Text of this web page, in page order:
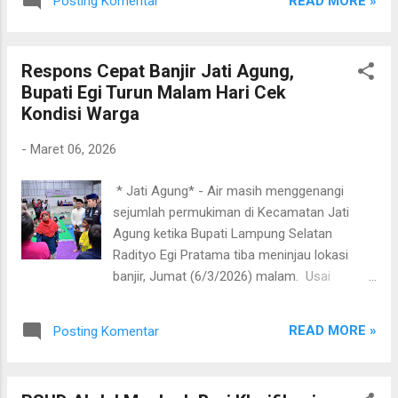
“naik kelas” menjadi sekolah yang lebih
mengunjungi Ruang Bermain Ramah Anak
(RBRA) TK IT Al-Mumtaza, di Jalan Lorong
Usaha Bersama, Kelurahan Way Urang,
Kunjungan itu sekaligus menjadi bentuk
meraih predikat Ramah Anak tingkat nasional
berdasarkan penilaian Kementerian
Pemberdayaan Perempuan dan Perlindungan
Anak (PPPA) RI. “Saya senang datang ke sini.
TK-nya bagus, betul-betul ramah anak. Ini
Lampung Selatan karena ada TK yang
Respons Cepat Banjir Jati Agung,
Bupati Egi Turun Malam Hari Cek
Kondisi Warga
- Maret 06, 2026
​ * Jati Agung* - Air masih menggenangi
sejumlah permukiman di Kecamatan Jati
Agung ketika Bupati Lampung Selatan
Radityo Egi Pratama tiba meninjau lokasi
banjir, Jumat (6/3/2026) malam. Usai
kondisi warga terdampak sekaligus
Posting Komentar READ MORE »